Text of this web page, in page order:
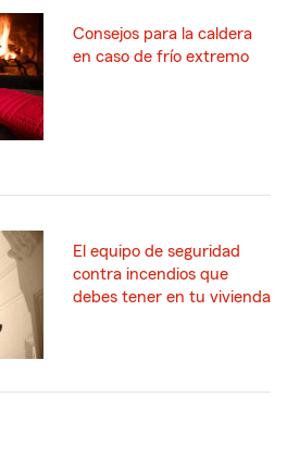
Consejos para la caldera
en caso de frío extremo
El equipo de seguridad
contra incendios que
debes tener en tu vivienda